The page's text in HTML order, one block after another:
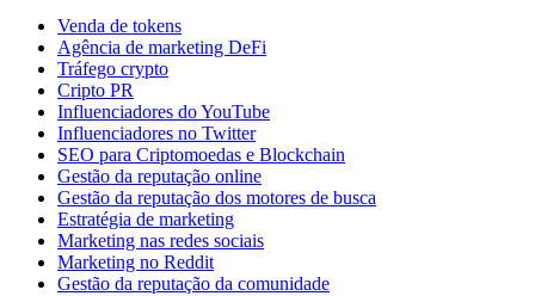
Venda de tokens
Agência de marketing DeFi
Tráfego crypto
Cripto PR
Influenciadores do YouTube
Influenciadores no Twitter
SEO para Criptomoedas e Blockchain
Gestão da reputação online
Gestão da reputação dos motores de busca
Estratégia de marketing
Marketing nas redes sociais
Marketing no Reddit
Gestão da reputação da comunidade